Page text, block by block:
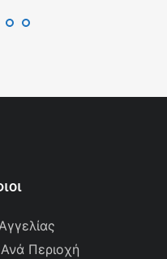
Περιοχή